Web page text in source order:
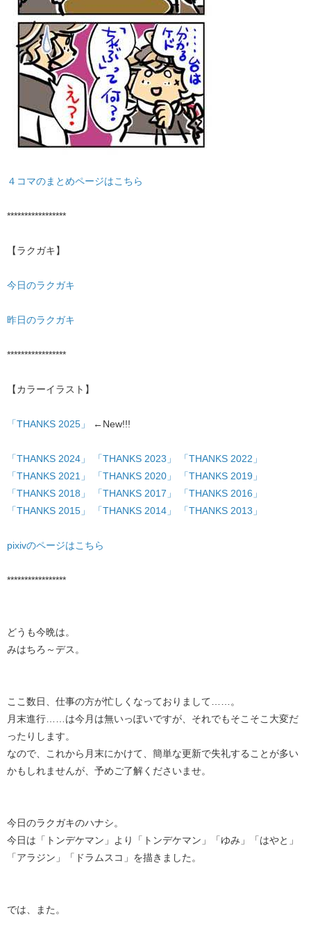
４コマのまとめページはこちら
*****************
【ラクガキ】
今日のラクガキ
昨日のラクガキ
*****************
【カラーイラスト】
「THANKS 2025」 ←New!!!
「THANKS 2024」 「THANKS 2023」
「THANKS 2022」
「THANKS 2021」
「THANKS 2020」
「THANKS 2019」
「THANKS 2018」
「THANKS 2017」
「THANKS 2016」
「THANKS 2015」
「THANKS 2014」 「THANKS 2013」
pixivのページはこちら
*****************
どうも今晩は。
みはちろ～デス。
ここ数日、仕事の方が忙しくなっておりまして……。
月末進行……は今月は無いっぽいですが、それでもそこそこ大変だ
ったりします。
なので、これから月末にかけて、簡単な更新で失礼することが多い
かもしれませんが、予めご了解くださいませ。
今日のラクガキのハナシ。
今日は「トンデケマン」より「トンデケマン」「ゆみ」「はやと」
「アラジン」「ドラムスコ」を描きました。
では、また。